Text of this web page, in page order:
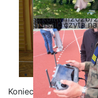
Akademii
szkolnym2025/
Staszic czyta
Koniec roku to